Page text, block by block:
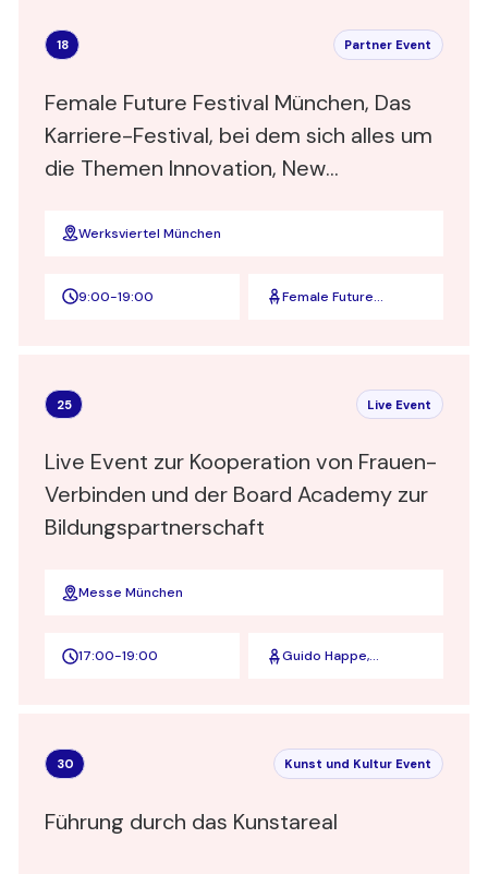
18 Partner Event
Female Future Festival München, Das
Karriere-Festival, bei dem sich alles um
die Themen Innovation, New
Chancen dreht. Sonderkonditionen für
Werksviertel München
9:00-19:00
Female Future
25 Live Event
Live Event zur Kooperation von Frauen-
Verbinden und der Board Academy zur
Bildungspartnerschaft
Messe München
17:00-19:00
Guido Happe,
Geschäftsführer der
Board Academy
30 Kunst und Kultur Event
Führung durch das Kunstareal